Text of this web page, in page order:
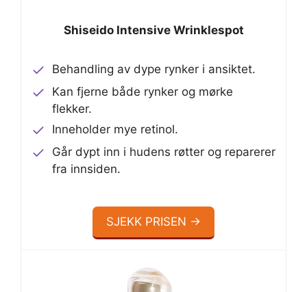
Shiseido Intensive Wrinklespot
Behandling av dype rynker i ansiktet.
Kan fjerne både rynker og mørke
flekker.
Inneholder mye retinol.
Går dypt inn i hudens røtter og reparerer
fra innsiden.
SJEKK PRISEN →